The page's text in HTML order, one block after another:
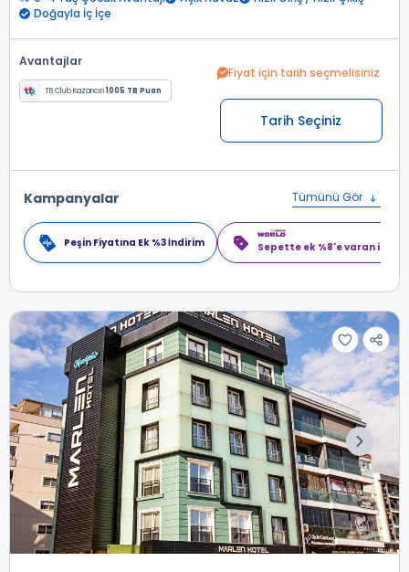
Doğayla İç İçe
Avantajlar
TB Club Kazancın1005 TB Puan
Fiyat için tarih seçmelisiniz
Tarih Seçiniz
Kampanyalar Tümünü Gör
Peşin Fiyatına Ek %3 İndirim Sepette ek %8'e varan